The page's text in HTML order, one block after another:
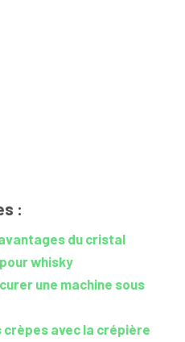
:
du cristal
whisky
une machine sous
crèpes avec la crépière